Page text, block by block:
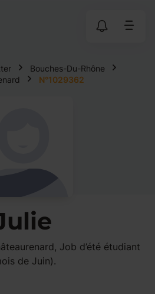
Bouches-Du-Rhône
N°1029362
Job d’été étudiant
de Juin).